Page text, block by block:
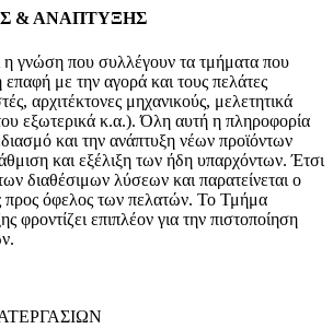
& ΑΝΑΠΤΥΞΗΣ
γνώση που συλλέγουν τα τμήματα που
επαφή με την αγορά και τους πελάτες
αρχιτέκτονες μηχανικούς, μελετητικά
εξωτερικά κ.α.). Όλη αυτή η πληροφορία
και την ανάπτυξη νέων προϊόντων
και εξέλιξη των ήδη υπαρχόντων. Έτσι
διαθέσιμων λύσεων και παρατείνεται ο
προς όφελος των πελατών. Το Τμήμα
φροντίζει επιπλέον για την πιστοποίηση